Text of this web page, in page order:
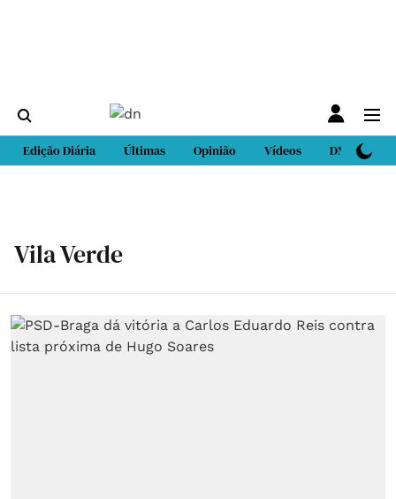
Edição Diária Últimas Opinião Vídeos DN Sport
Vila Verde